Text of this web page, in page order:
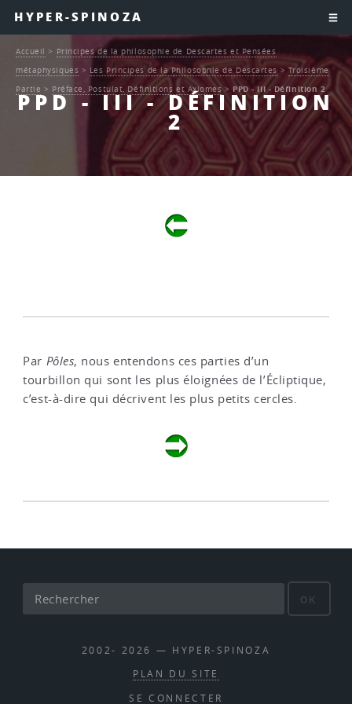
HYPER-SPINOZA
PPD - III - DÉFINITION
2
Accueil > Principes de la philosophie de Descartes et Pensées
métaphysiques > Les Principes de la Philosophie de Descartes > Troisième
Partie > Préface, Postulat, Définitions et Axiomes > PPD - III - Définition 2
Par Pôles, nous entendons ces parties d’un
tourbillon qui sont les plus éloignées de l’Écliptique,
c’est-à-dire qui décrivent les plus petits cercles.
OK
2002- 2026 — HYPER-SPINOZA
PLAN DU SITE
SE CONNECTER